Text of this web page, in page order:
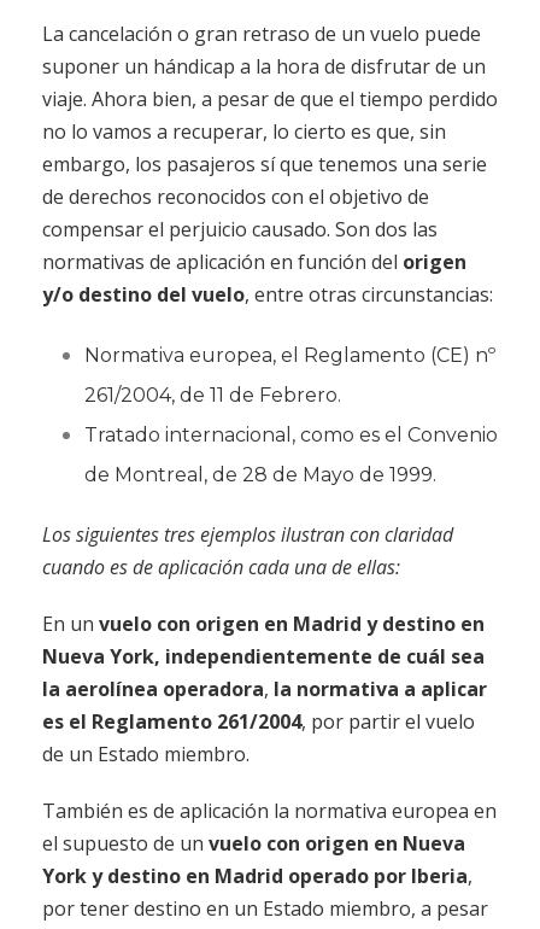
La cancelación o gran retraso de un vuelo puede
suponer un hándicap a la hora de disfrutar de un
viaje. Ahora bien, a pesar de que el tiempo perdido
no lo vamos a recuperar, lo cierto es que, sin
embargo, los pasajeros sí que tenemos una serie
de derechos reconocidos con el objetivo de
compensar el perjuicio causado. Son dos las
normativas de aplicación en función del origen
y/o destino del vuelo, entre otras circunstancias:
Normativa europea, el Reglamento (CE) nº
261/2004, de 11 de Febrero.
Tratado internacional, como es el Convenio
de Montreal, de 28 de Mayo de 1999.
Los siguientes tres ejemplos ilustran con claridad
cuando es de aplicación cada una de ellas:
En un vuelo con origen en Madrid y destino en
Nueva York, independientemente de cuál sea
la aerolínea operadora, la normativa a aplicar
es el Reglamento 261/2004, por partir el vuelo
de un Estado miembro.
También es de aplicación la normativa europea en
el supuesto de un vuelo con origen en Nueva
York y destino en Madrid operado por Iberia,
por tener destino en un Estado miembro, a pesar